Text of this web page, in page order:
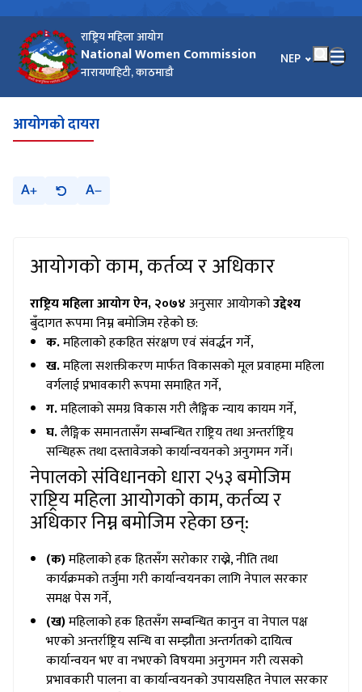
राष्ट्रिय महिला आयोग
National Women Commission
नारायणहिटी, काठमाडौ
भाषा चयन गर्नुहोस्
NEP
आयोगको दायरा
A A
आयोगको काम, कर्तव्य र अधिकार
राष्ट्रिय महिला आयोग ऐन, २०७४अनुसार आयोगकोउद्देश्य
बुँदागत रूपमा निम्न बमोजिम रहेको छ:
क.महिलाको हकहित संरक्षण एवं संवर्द्धन गर्ने,
ख.महिला सशक्तीकरण मार्फत विकासको मूल प्रवाहमा महिला
वर्गलाई प्रभावकारी रूपमा समाहित गर्ने,
ग.महिलाको समग्र विकास गरी लैङ्गिक न्याय कायम गर्ने,
घ.लैङ्गिक समानतासँग सम्बन्धित राष्ट्रिय तथा अन्तर्राष्ट्रिय
सन्धिहरू तथा दस्तावेजको कार्यान्वयनको अनुगमन गर्ने।
नेपालको संविधानको धारा २५३ बमोजिम
राष्ट्रिय महिला आयोगको काम, कर्तव्य र
अधिकार निम्न बमोजिम रहेका छन्:
(क)महिलाको हक हितसँग सरोकार राख्ने, नीति तथा
कार्यक्रमको तर्जुमा गरी कार्यान्वयनका लागि नेपाल सरकार
समक्ष पेस गर्ने,
(ख)महिलाको हक हितसँग सम्बन्धित कानुन वा नेपाल पक्ष
भएको अन्तर्राष्ट्रिय सन्धि वा सम्झौता अन्तर्गतको दायित्व
कार्यान्वयन भए वा नभएको विषयमा अनुगमन गरी त्यसको
प्रभावकारी पालना वा कार्यान्वयनको उपायसहित नेपाल सरकार